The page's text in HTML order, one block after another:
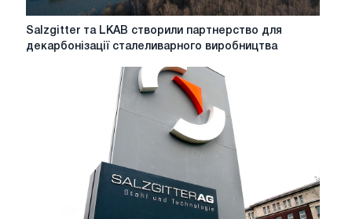
Salzgitter
сталеливарного
Salzgitter та LKAB створили партнерство для
декарбонізації сталеливарного виробництва